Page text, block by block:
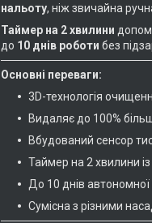
нальоту, ніж звичайна
Таймер на 2 хвилини
до 10 днів роботи без
Основні переваги:
3D-технологія
Видаляє до 100%
Вбудований сенсор
Таймер на 2 хвилини
До 10 днів автономної
Сумісна з різними